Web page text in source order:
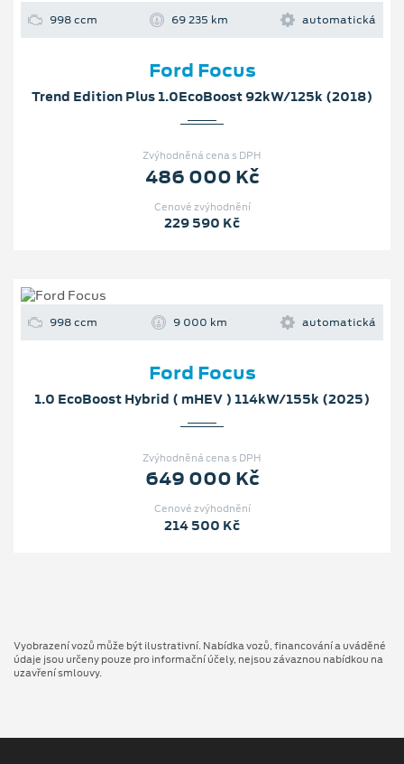
998 ccm 69 235 km automatická
Ford Focus
Trend Edition Plus 1.0EcoBoost 92kW/125k (2018)
Zvýhodněná cena s DPH
486 000 Kč
Cenové zvýhodnění
229 590 Kč
998 ccm 9 000 km automatická
Ford Focus
1.0 EcoBoost Hybrid ( mHEV ) 114kW/155k (2025)
Zvýhodněná cena s DPH
649 000 Kč
Cenové zvýhodnění
214 500 Kč
Vyobrazení vozů může být ilustrativní. Nabídka vozů, financování a uváděné
údaje jsou určeny pouze pro informační účely, nejsou závaznou nabídkou na
uzavření smlouvy.